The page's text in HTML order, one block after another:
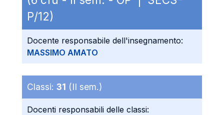
P/12)
Docente responsabile dell'insegnamento:
MASSIMO AMATO
Classi: 31 (II sem.)
Docenti responsabili delle classi: